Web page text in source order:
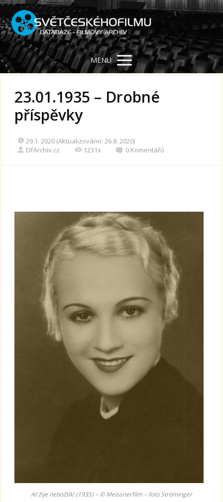
MENU
23.01.1935 – Drobné
příspěvky
29.1. 2020 (Aktualizováno: 26.8. 2020)
DFArchiv.cz
1231x 0 Komentářů
Ať žije nebožtík! (1935) – © Meissnerfilm – foto Ströminger